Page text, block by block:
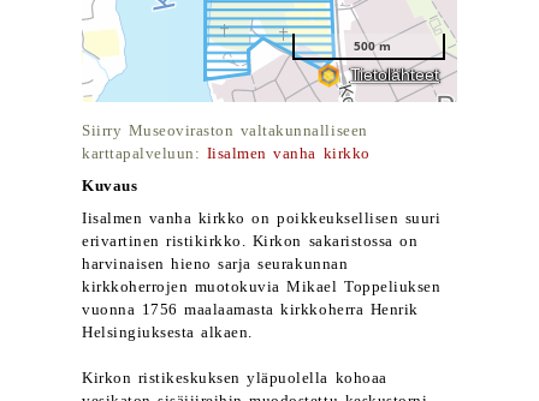
Siirry Museoviraston valtakunnalliseen
karttapalveluun: Iisalmen vanha kirkko
Kuvaus
Iisalmen vanha kirkko on poikkeuksellisen suuri
erivartinen ristikirkko. Kirkon sakaristossa on
harvinaisen hieno sarja seurakunnan
kirkkoherrojen muotokuvia Mikael Toppeliuksen
vuonna 1756 maalaamasta kirkkoherra Henrik
Helsingiuksesta alkaen.
Kirkon ristikeskuksen yläpuolella kohoaa